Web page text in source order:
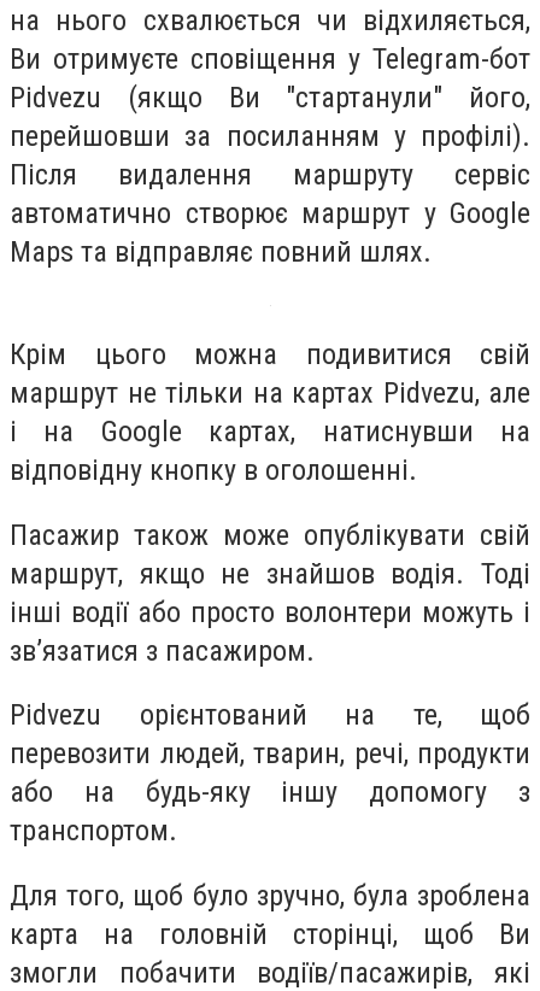
на нього схвалюється чи відхиляється,
Ви отримуєте сповіщення у Telegram-бот
Pidvezu (якщо Ви "стартанули" його,
перейшовши за посиланням у профілі).
Після видалення маршруту сервіс
автоматично створює маршрут у Google
Maps та відправляє повний шлях.
Крім цього можна подивитися свій
маршрут не тільки на картах Pidvezu, але
і на Google картах, натиснувши на
відповідну кнопку в оголошенні.
Пасажир також може опублікувати свій
маршрут, якщо не знайшов водія. Тоді
інші водії або просто волонтери можуть і
зв’язатися з пасажиром.
Pidvezu орієнтований на те, щоб
перевозити людей, тварин, речі, продукти
або на будь-яку іншу допомогу з
транспортом.
Для того, щоб було зручно, була зроблена
карта на головній сторінці, щоб Ви
змогли побачити водіїв/пасажирів, які